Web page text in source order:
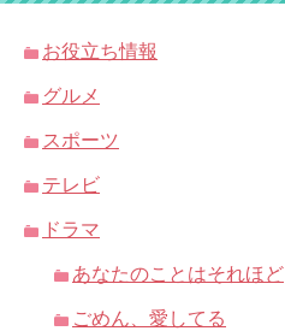
お役立ち情報
グルメ
スポーツ
テレビ
ドラマ
あなたのことはそれほど
ごめん、愛してる